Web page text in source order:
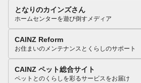
となりのカインズさん
ホームセンターを遊び倒すメディア
CAINZ Reform
お住まいのメンテナンスとくらしのサポート
CAINZ ペット総合サイト
ペットとのくらしを彩るサービスをお届け